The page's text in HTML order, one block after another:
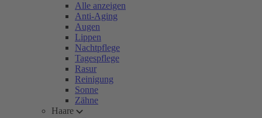
Alle anzeigen
Anti-Aging
Augen
Lippen
Nachtpflege
Tagespflege
Rasur
Reinigung
Sonne
Zähne
Haare